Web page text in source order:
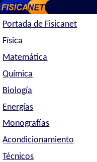
Portada de Fisicanet
Física
Matemática
Química
Biología
Energías
Monografías
Acondicionamiento
Técnicos